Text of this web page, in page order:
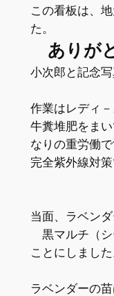
この看板は、
た。
ありが
小次郎と記念
作業はレディ
牛糞堆肥をま
なりの重労働で
完全紫外線対
当面、ラベン
黒マルチ（シ
ことにしました
ラベンダーの